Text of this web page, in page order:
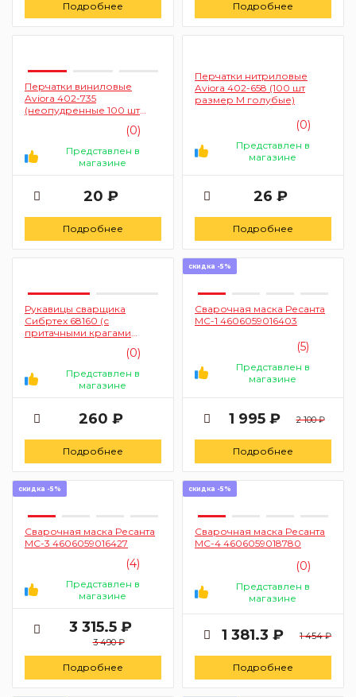
Подробнее Подробнее
Перчатки виниловые
Aviora 402-735
(неопудренные 100 шт
(0)
Представлен в
магазине
20 ₽
Подробнее
Перчатки нитриловые
Aviora 402-658 (100 шт
размер M голубые)
(0)
Представлен в
магазине
26 ₽
Подробнее
Рукавицы сварщика
Сибртех 68160 (с
притачными крагами
(0)
Представлен в
магазине
260 ₽
Подробнее
скидка -5%
Сварочная маска Ресанта
МС-1 4606059016403
(5)
Представлен в
магазине
1 995 ₽ 2 100 ₽
Подробнее
скидка -5%
Сварочная маска Ресанта
МС-3 4606059016427
(4)
Представлен в
магазине
3 315.5 ₽
3 490 ₽
Подробнее
скидка -5%
Сварочная маска Ресанта
МС-4 4606059018780
(0)
Представлен в
магазине
1 381.3 ₽ 1 454 ₽
Подробнее